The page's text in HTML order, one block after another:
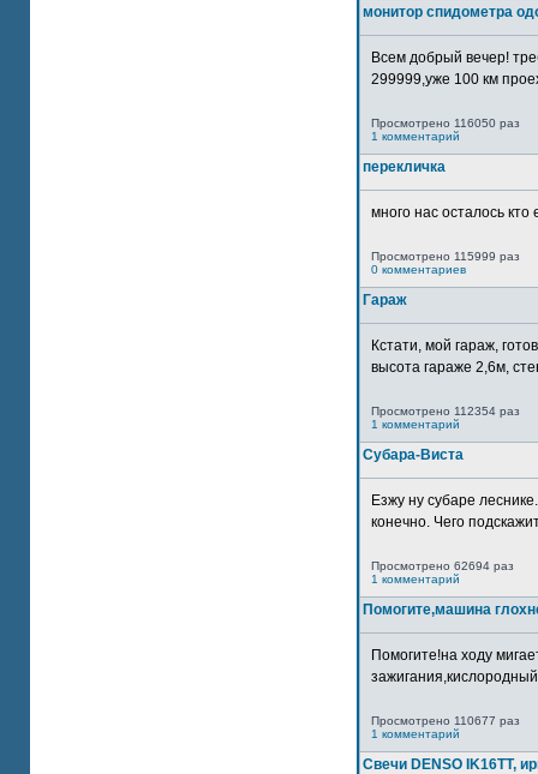
монитор спидометра
Всем добрый вечер!
299999,уже 100 км
Просмотрено 116050 раз
1 комментарий
перекличка
много нас осталось
Просмотрено 115999 раз
0 комментариев
Гараж
Кстати, мой гараж,
высота гараже 2,6м,
Просмотрено 112354 раз
1 комментарий
Субара-Виста
Езжу ну субаре
конечно. Чего
Просмотрено 62694 раз
1 комментарий
Помогите,машина
Помогите!на ходу
Просмотрено 110677 раз
1 комментарий
Свечи DENSO IK16TT,